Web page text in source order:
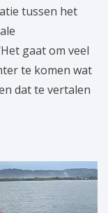
tussen het
gaat om veel
te komen wat
dat te vertalen